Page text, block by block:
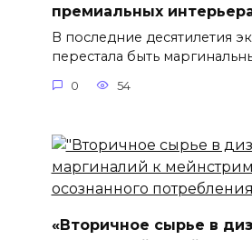
премиальных
В последние десятилетия
перестала быть
0 54
«Вторичное сырье в